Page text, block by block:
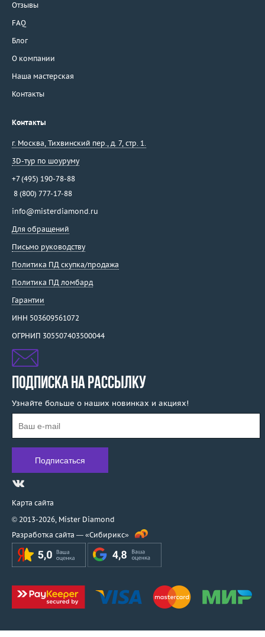
Отзывы
FAQ
Блог
О компании
Наша мастерская
Контакты
Контакты
г. Москва, Тихвинский пер., д. 7, стр. 1.
3D-тур по шоуруму
+7 (495) 190-78-88
8 (800) 777-17-88
info@misterdiamond.ru
Для обращений
Письмо руководству
Политика ПД скупка/продажа
Политика ПД ломбард
Гарантии
ИНН 503609561072
ОГРНИП 305507403500044
ПОДПИСКА НА РАССЫЛКУ
Узнайте больше о наших новинках и акциях!
Карта сайта
© 2013-2026, Mister Diamond
Разработка сайта — «Сибирикс»